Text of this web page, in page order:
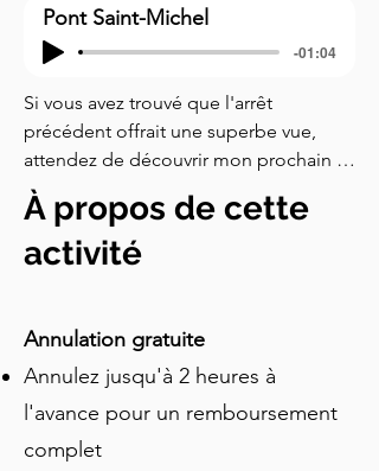
Pont Saint-Michel
-01:04
Si vous avez trouvé que l'arrêt
précédent offrait une superbe vue,
attendez de découvrir mon prochain
spot préféré. Marchez un peu plus loin
et montez sur le pont ! C'est sans
aucun doute le meilleur endroit pour
profiter d'une vue panoramique à trois
toutes les principales attractions de
Gand. D'ici, en regardant au-dessus de
l'eau, vous pouvez apercevoir toute la
silhouette de la vieille ville de Gand en
un seul coup d'œil. Lors de votre visite
À propos de cette
activité
Annulation gratuite
Annulez jusqu'à 2 heures à
l'avance pour un remboursement
complet